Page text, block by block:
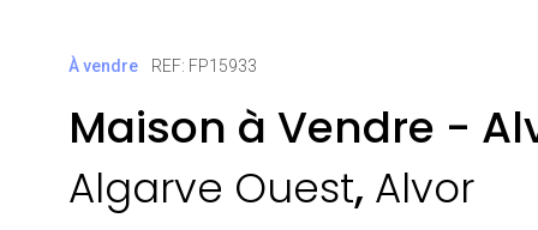
À vendre REF: FP15933
Maison à Vendre -
Algarve Ouest, Alvor